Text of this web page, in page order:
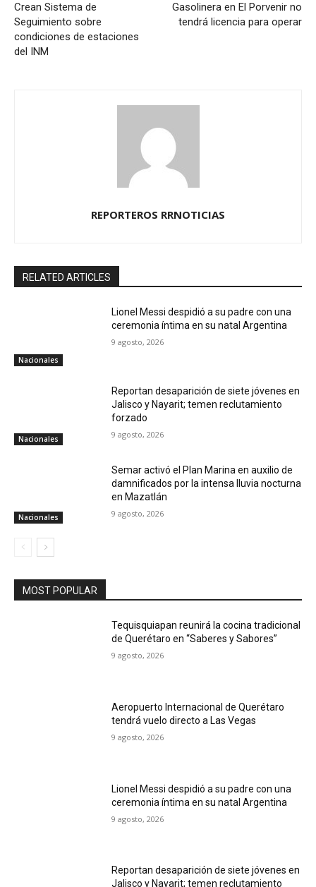
Crean Sistema de
Seguimiento sobre
condiciones de estaciones
del INM
Gasolinera en El Porvenir no
tendrá licencia para operar
REPORTEROS RRNOTICIAS
RELATED ARTICLES
Nacionales
Lionel Messi despidió a su padre con una
ceremonia íntima en su natal Argentina
9 agosto, 2026
Nacionales
Reportan desaparición de siete jóvenes en
Jalisco y Nayarit; temen reclutamiento
forzado
9 agosto, 2026
Nacionales
Semar activó el Plan Marina en auxilio de
damnificados por la intensa lluvia nocturna
en Mazatlán
9 agosto, 2026
MOST POPULAR
Tequisquiapan reunirá la cocina tradicional
de Querétaro en “Saberes y Sabores”
9 agosto, 2026
Aeropuerto Internacional de Querétaro
tendrá vuelo directo a Las Vegas
9 agosto, 2026
Lionel Messi despidió a su padre con una
ceremonia íntima en su natal Argentina
9 agosto, 2026
Reportan desaparición de siete jóvenes en
Jalisco y Nayarit; temen reclutamiento